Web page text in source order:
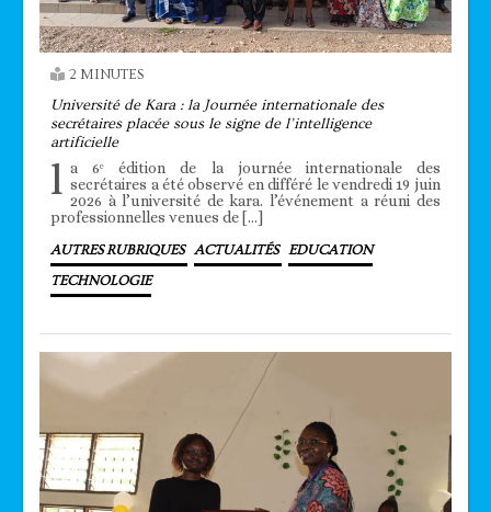
2 MINUTES
Université de Kara : la Journée internationale des
secrétaires placée sous le signe de l’intelligence
artificielle
l a 6ᵉ édition de la journée internationale des
secrétaires a été observé en différé le vendredi 19 juin
2026 à l’université de kara. l’événement a réuni des
professionnelles venues de […]
AUTRES RUBRIQUES ACTUALITÉS EDUCATION
TECHNOLOGIE